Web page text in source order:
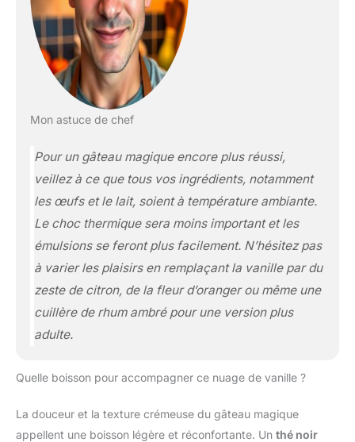
Mon astuce de chef
Pour un gâteau magique encore plus réussi,
veillez à ce que tous vos ingrédients, notamment
les œufs et le lait, soient à température ambiante.
Le choc thermique sera moins important et les
émulsions se feront plus facilement. N’hésitez pas
à varier les plaisirs en remplaçant la vanille par du
zeste de citron, de la fleur d’oranger ou même une
cuillère de rhum ambré pour une version plus
adulte.
Quelle boisson pour accompagner ce nuage de vanille ?
La douceur et la texture crémeuse du gâteau magique
appellent une boisson légère et réconfortante. Un thé noir